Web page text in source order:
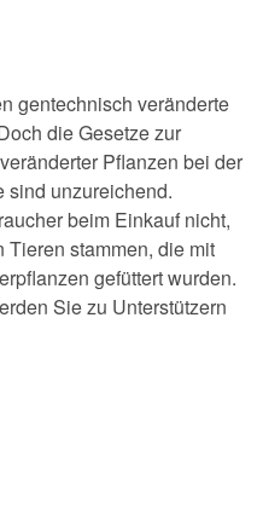
gentechnisch veränderte
die Gesetze zur
Pflanzen bei der
sind unzureichend.
beim Einkauf nicht,
stammen, die mit
gefüttert wurden.
Sie zu Unterstützern